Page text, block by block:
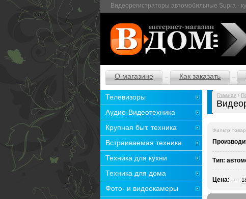
Видеорегистраторы автомобильные Supra -
О магазине Как заказать
Главная /
Фильтр
Тип:
Цена: от
Телевизоры
Аудио-Видеотехника
Крупная быт. техника
Встраиваемая техника
Техника для кухни
Техника для дома
Фото- и видеокамеры